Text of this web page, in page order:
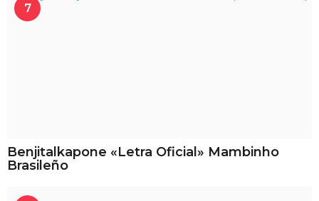
7
Benjitalkapone «Letra Oficial» Mambinho
Brasileño